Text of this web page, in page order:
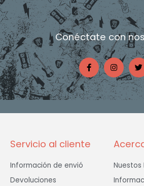
Conéctate con
F
a
c
e
b
o
o
I
n
s
t
a
g
r
T
w
i
t
t
e
Servicio al cliente
Información de envió
Devoluciones
Nuestos